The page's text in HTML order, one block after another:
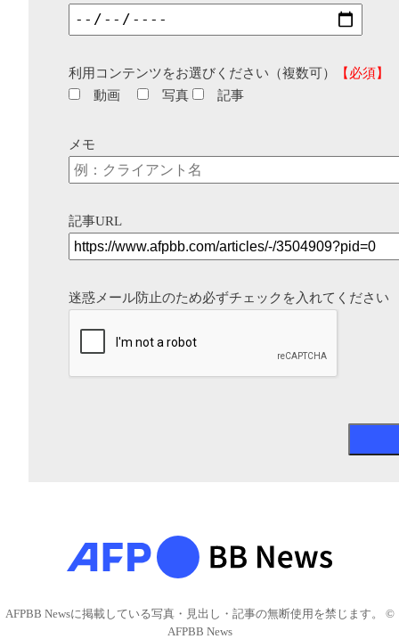
利用コンテンツをお選びください（複数可）
【必須】
動画
写真 記事
メモ
記事URL
迷惑メール防止のため必ずチェックを入れてください
AFPBB Newsに掲載している写真・見出し・記事の無断使用を禁じます。 ©
AFPBB News